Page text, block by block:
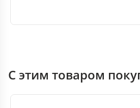
С этим товаром